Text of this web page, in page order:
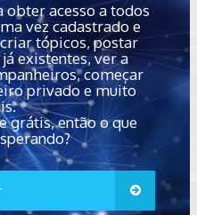
obter acesso a todos
vez cadastrado e
tópicos, postar
existentes, ver a
começar
privado e muito
grátis, então o que